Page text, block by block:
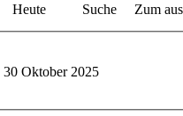
Heute Suche
Zum
30 Oktober 2025